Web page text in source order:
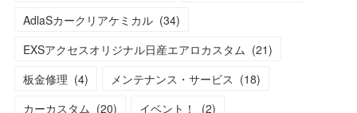
AdlaSカークリアケミカル (34)
EXSアクセスオリジナル日産エアロカスタム (21)
板金修理 (4) メンテナンス・サービス (18)
カーカスタム (20) イベント！ (2)